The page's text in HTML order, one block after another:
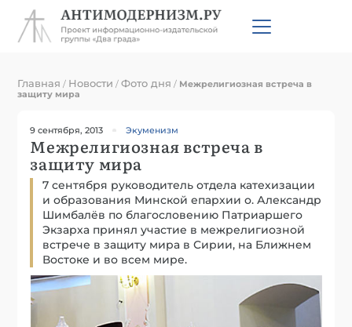
Главная / Новости /Фото дня / Межрелигиозная встреча в
защиту мира
9 сентября, 2013 Экуменизм
Межрелигиозная встреча в
защиту мира
7 сентября руководитель отдела катехизации
и образования Минской епархии о. Александр
Шимбалёв по благословению Патриаршего
Экзарха принял участие в межрелигиозной
встрече в защиту мира в Сирии, на Ближнем
Востоке и во всем мире.